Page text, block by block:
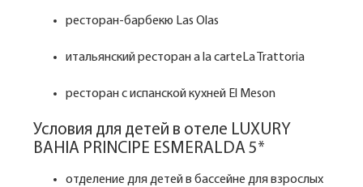
ресторан-барбекю Las Olas
итальянский ресторан a la carteLa Trattoria
ресторан с испанской кухней El Meson
Условия для детей в отеле LUXURY
BAHIA PRINCIPE ESMERALDA 5*
отделение для детей в бассейне для взрослых